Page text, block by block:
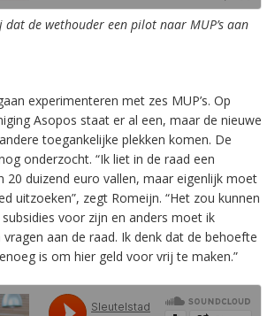
dat de wethouder een pilot naar MUP’s aan
experimenteren met zes MUP’s. Op
Asopos staat er al een, maar de nieuwe
toegankelijke plekken komen. De
onderzocht. “Ik liet in de raad een
20 duizend euro vallen, maar eigenlijk moet
uitzoeken”, zegt Romeijn. “Het zou kunnen
voor zijn en anders moet ik
aan de raad. Ik denk dat de behoefte
is om hier geld voor vrij te maken.”